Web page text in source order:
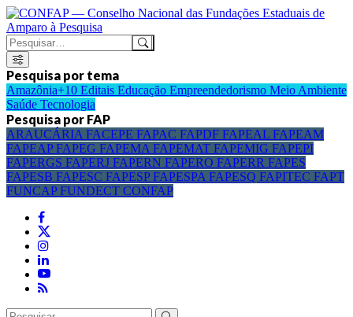
Pesquisa por tema
Amazônia+10 Editais Educação Empreendedorismo Meio Ambiente
Saúde Tecnologia
Pesquisa por FAP
ARAUCÁRIA FACEPE FAPAC FAPDF FAPEAL FAPEAM
FAPEAPFAPEG FAPEMA FAPEMAT FAPEMIG FAPEPI
FAPERGS FAPERJ FAPERN FAPERO FAPERR FAPES
FAPESB FAPESC FAPESPFAPESPA FAPESQ FAPITEC FAPT
FUNCAPFUNDECT CONFAP